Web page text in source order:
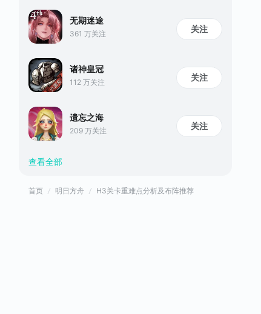
无期迷途
361 万关注 关注
诸神皇冠
112 万关注 关注
遗忘之海
209 万关注 关注
查看全部
首页 明日方舟 H3关卡重难点分析及布阵推荐